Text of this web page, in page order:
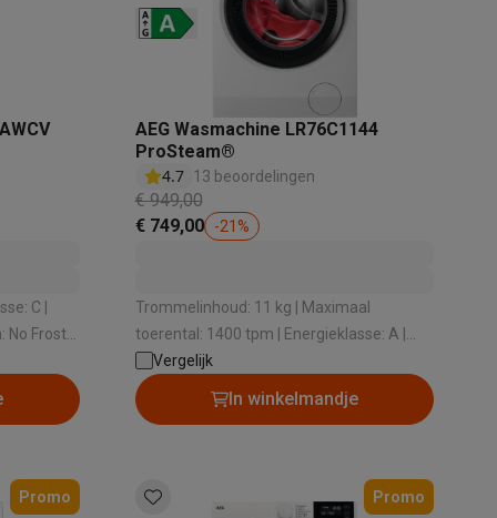
Flip8 & Fold8 (Ultra) hoesjes
Frost |
AEG Wasmachine LR76C1144
ProSteam®
4.7 13 beoordelingen
€ 949,00
€ 749,00
-21 %
Trommelinhoud: 11 kg | Maximaal
toerental: 1400 tpm | Energieklasse: A |
Geluidsniveau bij het zwieren: 75 dB |
Dosering wasmiddel: Handmatig
Vergelijk
In winkelmandje
Promo Promo